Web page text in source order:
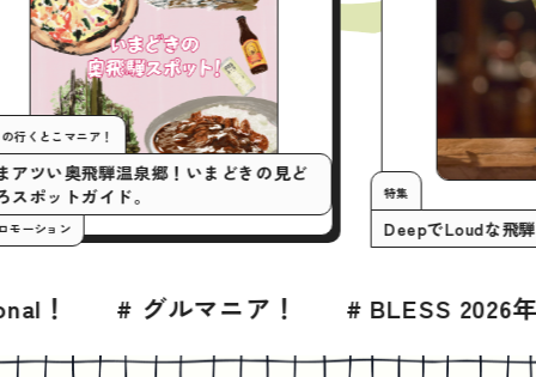
今月の行くとこマニア！
いまアツい奥飛騨温泉郷！いまどきの見ど
7月号 # グルメ # 高山 # 高山